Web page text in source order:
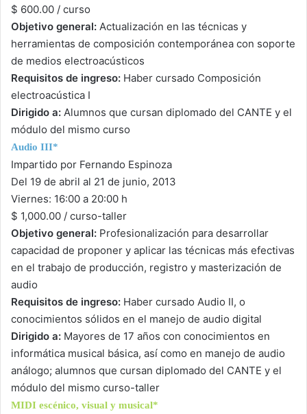
$ 600.00 / curso
Objetivo general: Actualización en las técnicas y
herramientas de composición contemporánea con soporte
de medios electroacústicos
Requisitos de ingreso: Haber cursado Composición
electroacústica I
Dirigido a: Alumnos que cursan diplomado del CANTE y el
módulo del mismo curso
Audio III*
Impartido por Fernando Espinoza
Del 19 de abril al 21 de junio, 2013
Viernes: 16:00 a 20:00 h
$ 1,000.00 / curso-taller
Objetivo general: Profesionalización para desarrollar
capacidad de proponer y aplicar las técnicas más efectivas
en el trabajo de producción, registro y masterización de
audio
Requisitos de ingreso: Haber cursado Audio II, o
conocimientos sólidos en el manejo de audio digital
Dirigido a: Mayores de 17 años con conocimientos en
informática musical básica, así como en manejo de audio
análogo; alumnos que cursan diplomado del CANTE y el
módulo del mismo curso-taller
MIDI escénico, visual y musical*